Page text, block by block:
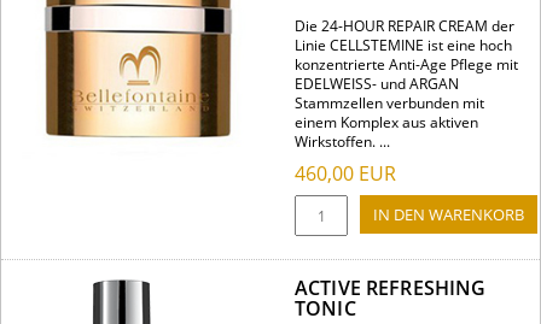
Die 24-HOUR REPAIR CREAM der
Linie CELLSTEMINE ist eine hoch
konzentrierte Anti-Age Pflege mit
EDELWEISS- und ARGAN
Stammzellen verbunden mit
einem Komplex aus aktiven
Wirkstoffen. ...
460,00 EUR
ACTIVE REFRESHING
TONIC